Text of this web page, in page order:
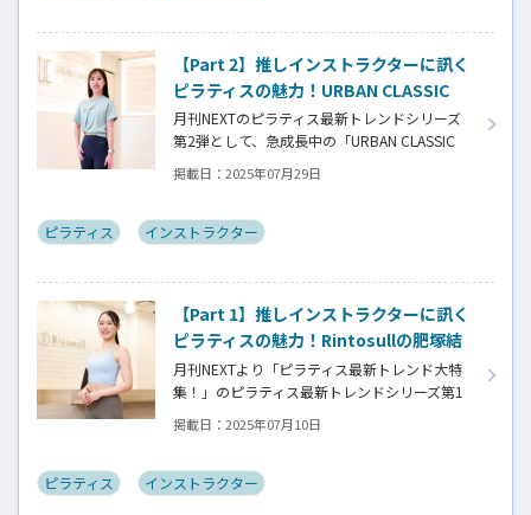
【Part 2】推しインストラクターに訊く
ピラティスの魅力！URBAN CLASSIC
PILATESの斎藤舞さん
月刊NEXTのピラティス最新トレンドシリーズ
第2弾として、急成長中の「URBAN CLASSIC
PILATES」をインタビュー。サーキット形式の
セミパーソナル指導で、予約なし・待ち時間
魅力を、藤沢店店長兼スーパーバイザーの齋
て詳しく解説！
掲載日： 2025年07月29日
ピラティス インストラクター
【Part 1】推しインストラクターに訊く
ピラティスの魅力！Rintosullの肥塚結
莉さん
月刊NEXTより「ピラティス最新トレンド大特
集！」のピラティス最新トレンドシリーズ第1
弾。今回は「Rintosull」です。アジャスト重視
の指導法や、社会人1年目の肥塚結莉インスト
いレッスンを提供する同スタジオの特徴を紹
掲載日： 2025年07月10日
ピラティス インストラクター